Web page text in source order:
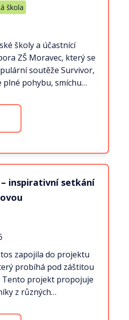
škola
školy a účastnící
ZŠ Moravec, který se
soutěže Survivor,
plné pohybu, smíchu…
inspirativní setkání
zapojila do projektu
probíhá pod záštitou
Tento projekt propojuje
z různých…